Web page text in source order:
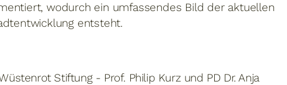
wodurch ein umfassendes Bild der aktuellen
entsteht.
Stiftung - Prof. Philip Kurz und PD Dr. Anja